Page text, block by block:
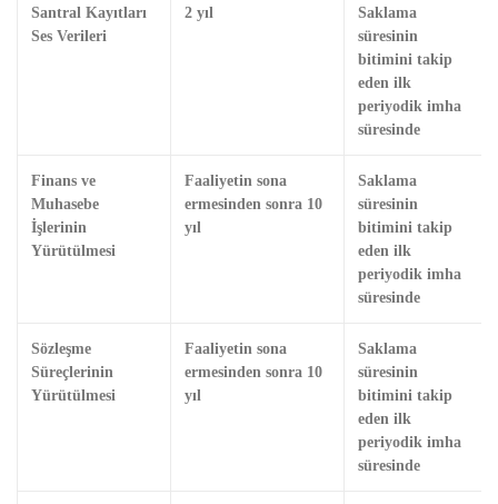
Santral Kayıtları
Ses Verileri
2 yıl
Saklama
süresinin
bitimini takip
eden ilk
periyodik imha
süresinde
Finans ve
Muhasebe
İşlerinin
Yürütülmesi
Faaliyetin sona
ermesinden sonra 10
yıl
Saklama
süresinin
bitimini takip
eden ilk
periyodik imha
süresinde
Sözleşme
Süreçlerinin
Yürütülmesi
Faaliyetin sona
ermesinden sonra 10
yıl
Saklama
süresinin
bitimini takip
eden ilk
periyodik imha
süresinde